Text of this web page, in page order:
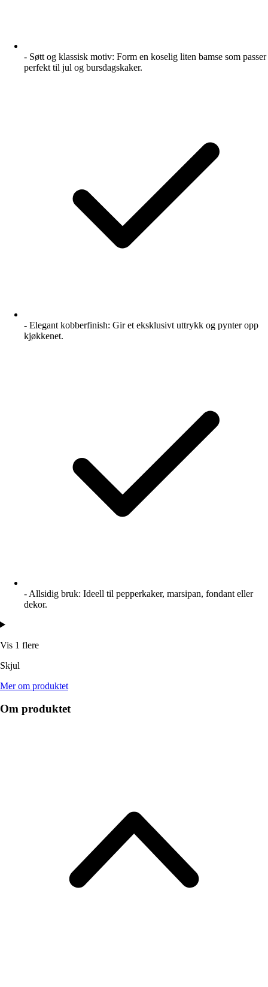
- Søtt og klassisk motiv: Form en koselig liten bamse som passer
perfekt til jul og bursdagskaker.
- Elegant kobberfinish: Gir et eksklusivt uttrykk og pynter opp
kjøkkenet.
- Allsidig bruk: Ideell til pepperkaker, marsipan, fondant eller
dekor.
Vis 1 flere
Skjul
Mer om produktet
Om produktet